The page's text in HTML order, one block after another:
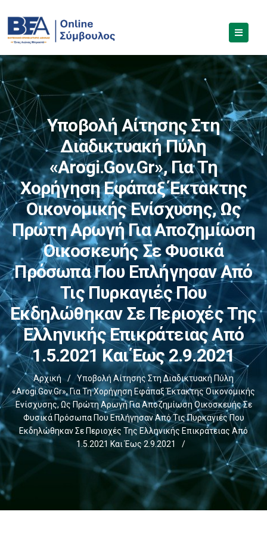
Υποβολή Αίτησης Στη
Διαδικτυακή Πύλη
«arogi.gov.gr», Για Τη
Χορήγηση Εφάπαξ Έκτακτης
Οικονομικής Ενίσχυσης, Ως
Πρώτη Αρωγή Για Αποζημίωση
Οικοσκευής Σε Φυσικά
Πρόσωπα Που Επλήγησαν Από
Τις Πυρκαγιές Που
Εκδηλώθηκαν Σε Περιοχές Της
Ελληνικής Επικράτειας Από
1.5.2021 Και Έως 2.9.2021
Αρχική /
Υποβολή Αίτησης Στη Διαδικτυακή Πύλη
«arogi.gov.gr», Για Τη Χορήγηση Εφάπαξ Έκτακτης Οικονομικής
Ενίσχυσης, Ως Πρώτη Αρωγή Για Αποζημίωση Οικοσκευής Σε
Φυσικά Πρόσωπα Που Επλήγησαν Από Τις Πυρκαγιές Που
Εκδηλώθηκαν Σε Περιοχές Της Ελληνικής Επικράτειας Από
1.5.2021 Και Έως 2.9.2021
/